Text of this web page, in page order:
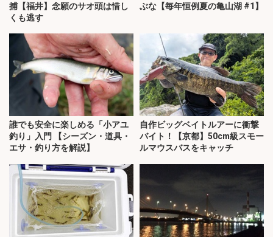
捕【福井】念願のサオ頭は惜し
くも逃す
ぶな【毎年恒例夏の亀山湖 #1】
誰でも安全に楽しめる「小アユ
釣り」入門 【シーズン・道具・
エサ・釣り方を解説】
自作ビッグベイトルアーに衝撃
バイト！【京都】50cm級スモー
ルマウスバスをキャッチ